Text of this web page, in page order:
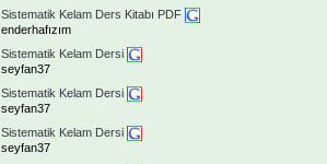
Sistematik Kelam Ders Kitabı PDF
enderhafızım
Sistematik Kelam Dersi
seyfan37
Sistematik Kelam Dersi
seyfan37
Sistematik Kelam Dersi
seyfan37